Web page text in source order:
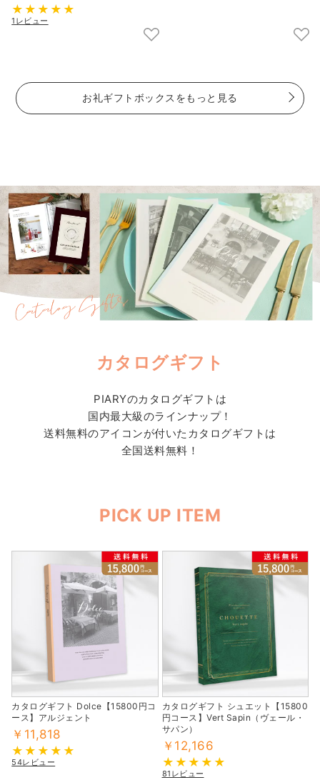
1レビュー
お礼ギフトボックスをもっと見る
カタログギフト
PIARYのカタログギフトは
国内最大級のラインナップ！
送料無料のアイコンが付いたカタログギフトは
全国送料無料！
PICK UP ITEM
カタログギフト Dolce【15800円コ
ース】アルジェント
￥11,818
54レビュー
カタログギフト シュエット【15800
円コース】Vert Sapin（ヴェール・
サパン）
￥12,166
81レビュー